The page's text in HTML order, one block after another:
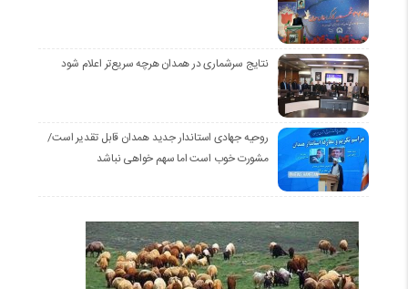
نتایج سرشماری در همدان هرچه سریع‌تر اعلام شود
روحیه جهادی استاندار جدید همدان قابل تقدیر است/
مشورت خوب است اما سهم خواهی نباشد